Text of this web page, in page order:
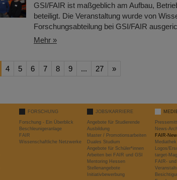
GSI/FAIR ist maßgeblich am Aufbau,
beteiligt. Die Veranstaltung wurde von
Forschungsabteilung bei GSI/FAIR
Mehr »
4 5 6 7 8 9 ... 27 »
FORSCHUNG
Forschung - Ein Überblick
Beschleunigeranlage
FAIR
Wissenschaftliche Netzwerke
JOBS/KARRIERE
Angebote für Studierende
Ausbildung
Master / Promotionsarbeiten
Duales Studium
Angebote für Schüler*innen
Arbeiten bei FAIR und GSI
Mentoring Hessen
Stellenangebote
Initiativbewerbung
News-
FAIR-
Mediathek
Logos/
target-
FAIR-